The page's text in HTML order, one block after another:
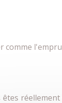
comme